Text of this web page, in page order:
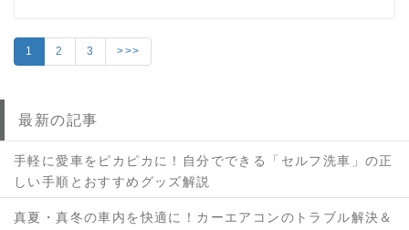
1 2 3 >>>
最新の記事
手軽に愛車をピカピカに！自分でできる「セルフ洗車」の正
しい手順とおすすめグッズ解説
真夏・真冬の車内を快適に！カーエアコンのトラブル解決＆